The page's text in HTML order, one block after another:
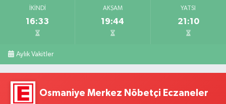
İKINDI
16:33
AKŞAM
19:44
YATSI
21:10
Aylık Vakitler
Osmaniye Merkez Nöbetçi Eczaneler